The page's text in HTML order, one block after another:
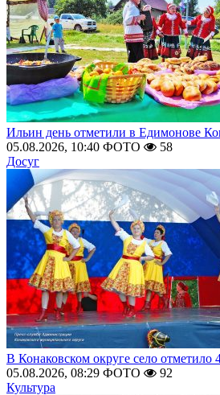
Ильин день отметили в Едимонове
05.08.2026, 10:40 ФОТО
58
Досуг
В Конаковском округе село отметило
05.08.2026, 08:29 ФОТО
92
Культура